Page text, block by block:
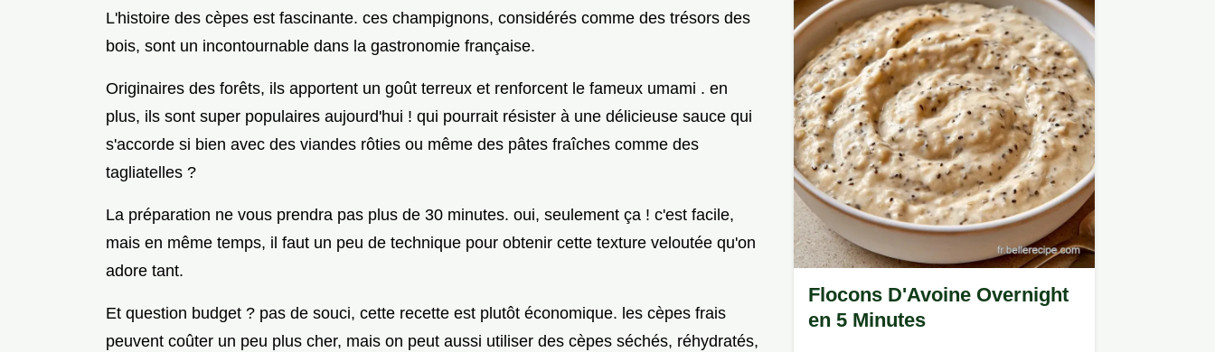
L'histoire des cèpes est fascinante. ces champignons, considérés comme des trésors des
bois, sont un incontournable dans la gastronomie française.
Originaires des forêts, ils apportent un goût terreux et renforcent le fameux umami . en
plus, ils sont super populaires aujourd'hui ! qui pourrait résister à une délicieuse sauce qui
s'accorde si bien avec des viandes rôties ou même des pâtes fraîches comme des
tagliatelles ?
La préparation ne vous prendra pas plus de 30 minutes. oui, seulement ça ! c'est facile,
mais en même temps, il faut un peu de technique pour obtenir cette texture veloutée qu'on
adore tant.
Et question budget ? pas de souci, cette recette est plutôt économique. les cèpes frais
peuvent coûter un peu plus cher, mais on peut aussi utiliser des cèpes séchés, réhydratés,
Flocons D'Avoine Overnight
en 5 Minutes